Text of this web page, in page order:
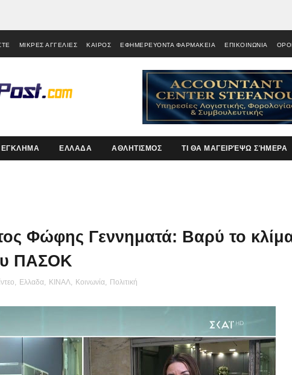
ΜΙΚΡΕΣ ΑΓΓΕΛΙΕΣ ΚΑΙΡΟΣ ΕΦΗΜΕΡΕΥΟΝΤΑ ΦΑΡΜΑΚΕΙΑ ΕΠΙΚΟΙΝΩΝΙΑ
ΕΓΚΛΗΜΑ ΕΛΛΑΔΑ ΑΘΛΗΤΙΣΜΟΣ ΤΙ ΘΑ ΜΑΓΕΙΡΈΨΩ ΣΉΜΕΡΑ
Φώφης Γεννηματά: Βαρύ το
ΠΑΣΟΚ
, Ελλαδα, ΚΙΝΑΛ, Κοινωνία, Πολιτική